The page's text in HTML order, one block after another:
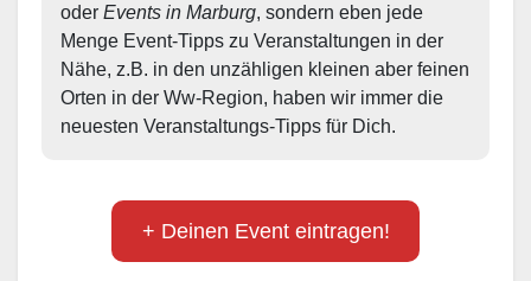
oder Events in Marburg, sondern eben jede
Menge Event-Tipps zu Veranstaltungen in der
Nähe, z.B. in den unzähligen kleinen aber feinen
Orten in der Ww-Region, haben wir immer die
neuesten Veranstaltungs-Tipps für Dich.
+ Deinen Event eintragen!